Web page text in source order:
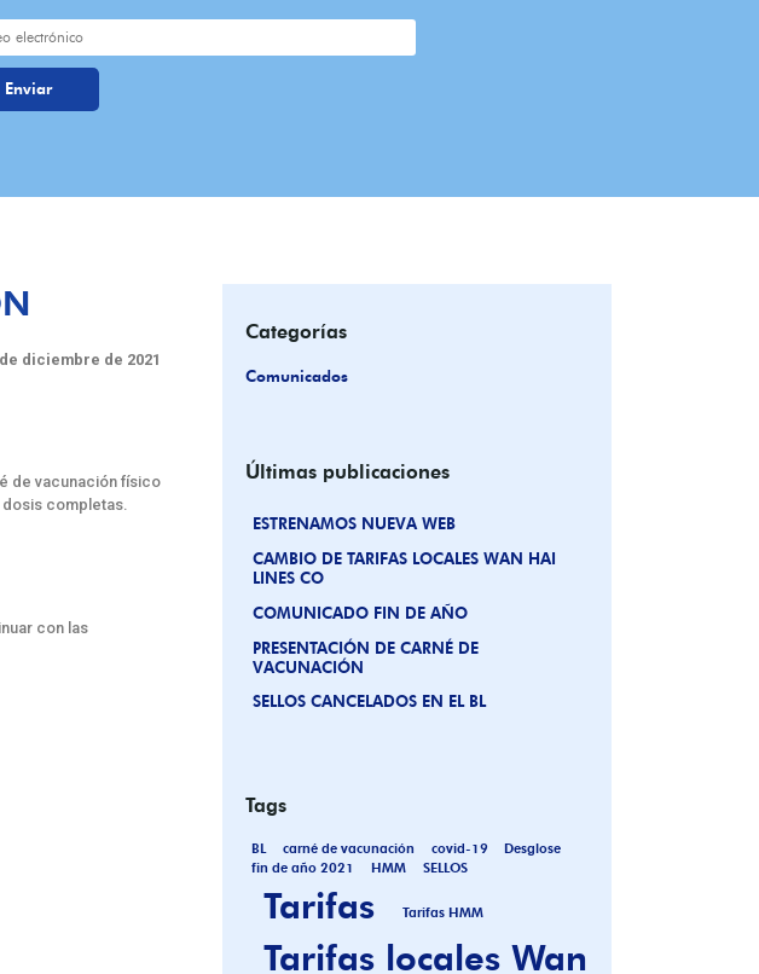
diciembre de 2021
de vacunación físico
completas.
con las
Categorías
Comunicados
Últimas publicaciones
ESTRENAMOS NUEVA WEB
CAMBIO DE TARIFAS LOCALES WAN HAI
LINES CO
COMUNICADO FIN DE AÑO
PRESENTACIÓN DE CARNÉ DE
VACUNACIÓN
SELLOS CANCELADOS EN EL BL
Tags
BL carné de vacunación covid-19
Desglose
fin de año 2021
HMM SELLOS
Tarifas Tarifas HMM
Tarifas locales Wan